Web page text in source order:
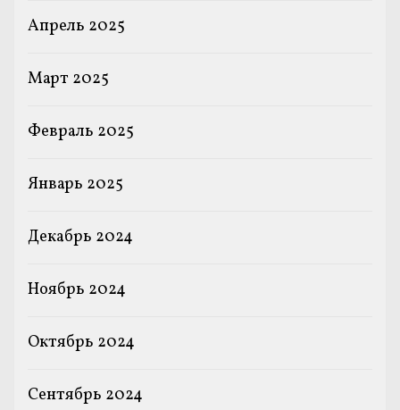
Апрель 2025
Март 2025
Февраль 2025
Январь 2025
Декабрь 2024
Ноябрь 2024
Октябрь 2024
Сентябрь 2024